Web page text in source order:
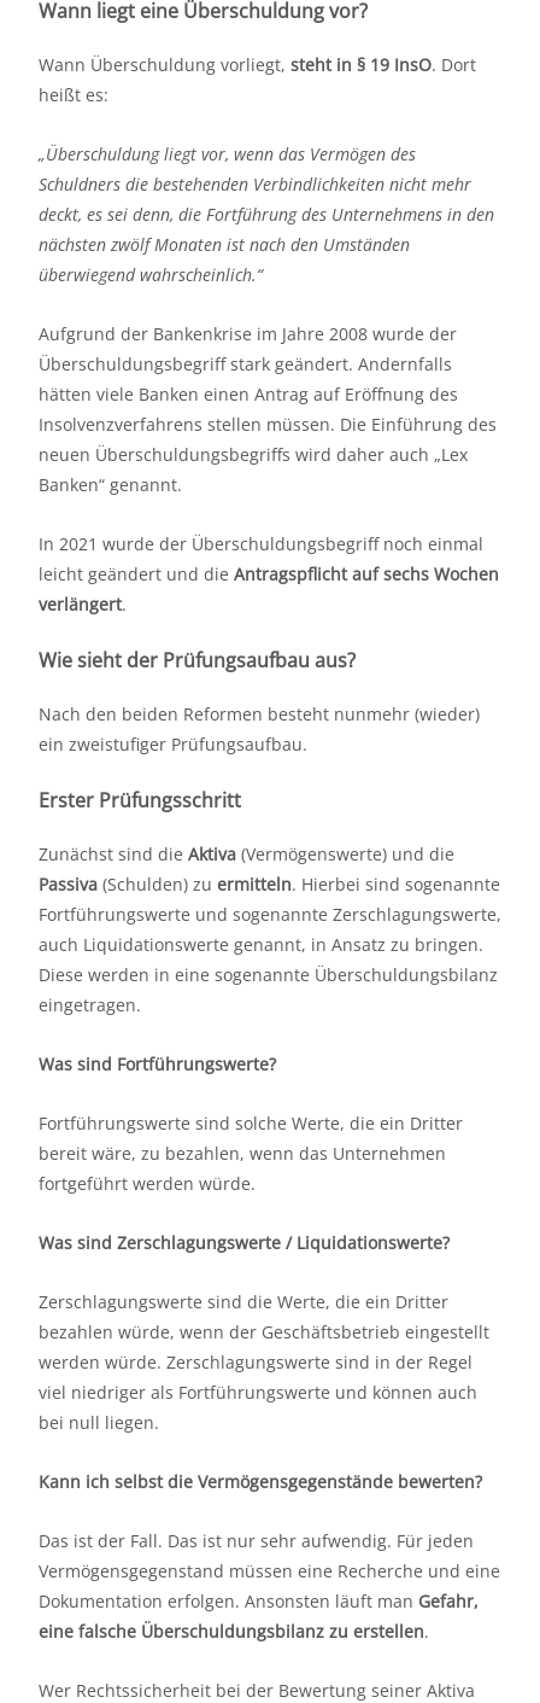
Wann liegt eine Überschuldung vor?
Wann Überschuldung vorliegt, steht in § 19 InsO. Dort
heißt es:
„Überschuldung liegt vor, wenn das Vermögen des
Schuldners die bestehenden Verbindlichkeiten nicht mehr
deckt, es sei denn, die Fortführung des Unternehmens in den
nächsten zwölf Monaten ist nach den Umständen
überwiegend wahrscheinlich.“
Aufgrund der Bankenkrise im Jahre 2008 wurde der
Überschuldungsbegriff stark geändert. Andernfalls
hätten viele Banken einen Antrag auf Eröffnung des
Insolvenzverfahrens stellen müssen. Die Einführung des
neuen Überschuldungsbegriffs wird daher auch „Lex
Banken“ genannt.
In 2021 wurde der Überschuldungsbegriff noch einmal
leicht geändert und die Antragspflicht auf sechs Wochen
verlängert.
Wie sieht der Prüfungsaufbau aus?
Nach den beiden Reformen besteht nunmehr (wieder)
ein zweistufiger Prüfungsaufbau.
Erster Prüfungsschritt
Zunächst sind die Aktiva (Vermögenswerte) und die
Passiva (Schulden) zu ermitteln. Hierbei sind sogenannte
Fortführungswerte und sogenannte Zerschlagungswerte,
auch Liquidationswerte genannt, in Ansatz zu bringen.
Diese werden in eine sogenannte Überschuldungsbilanz
eingetragen.
Was sind Fortführungswerte?
Fortführungswerte sind solche Werte, die ein Dritter
bereit wäre, zu bezahlen, wenn das Unternehmen
fortgeführt werden würde.
Was sind Zerschlagungswerte / Liquidationswerte?
Zerschlagungswerte sind die Werte, die ein Dritter
bezahlen würde, wenn der Geschäftsbetrieb eingestellt
werden würde. Zerschlagungswerte sind in der Regel
viel niedriger als Fortführungswerte und können auch
bei null liegen.
Kann ich selbst die Vermögensgegenstände bewerten?
Das ist der Fall. Das ist nur sehr aufwendig. Für jeden
Vermögensgegenstand müssen eine Recherche und eine
Dokumentation erfolgen. Ansonsten läuft man Gefahr,
eine falsche Überschuldungsbilanz zu erstellen.
Wer Rechtssicherheit bei der Bewertung seiner Aktiva